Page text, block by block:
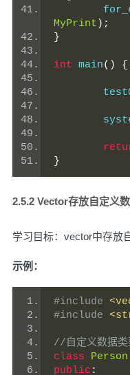
MyPrint );
}
int main() {
}
2.5.2 Vector存放自定义
学习目标：vector中存放
示例：
#include
#include
//自定义数据类
class
Person
public :